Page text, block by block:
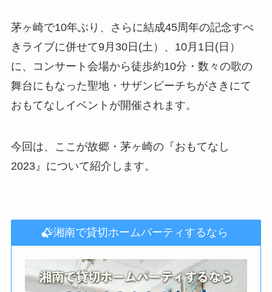
茅ヶ崎で10年ぶり、さらに結成45周年の記念すべ
きライブに併せて9月30日(土）、10月1日(日）
に、コンサート会場から徒歩約10分・数々の歌の
舞台にもなった聖地・サザンビーチちがさきにて
おもてなしイベントが開催されます。
今回は、ここが故郷・茅ヶ崎の『おもてなし
2023』について紹介します。
湘南で貸切ホームパーティするなら